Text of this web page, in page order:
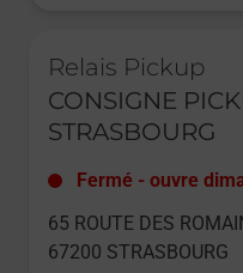
Relais Pickup
CONSIGNE
STRASBOURG
Fermé - ouvre
65 ROUTE DES
67200 STRASBOURG